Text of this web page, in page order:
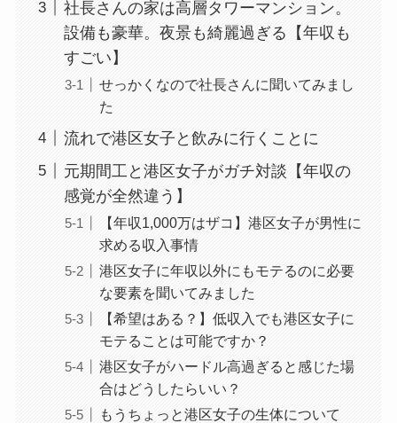
社長さんの家は高層タワーマンション。
設備も豪華。夜景も綺麗過ぎる【年収も
すごい】
せっかくなので社長さんに聞いてみまし
た
流れで港区女子と飲みに行くことに
元期間工と港区女子がガチ対談【年収の
感覚が全然違う】
【年収1,000万はザコ】港区女子が男性に
求める収入事情
港区女子に年収以外にもモテるのに必要
な要素を聞いてみました
【希望はある？】低収入でも港区女子に
モテることは可能ですか？
港区女子がハードル高過ぎると感じた場
合はどうしたらいい？
もうちょっと港区女子の生体について